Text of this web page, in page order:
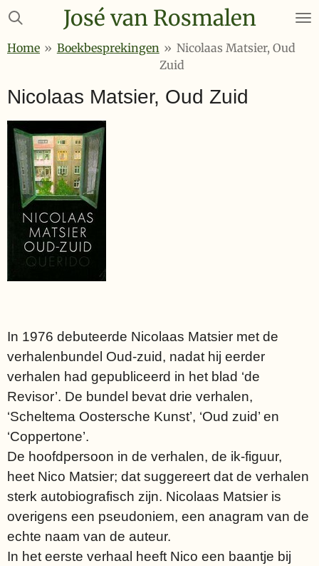
Ga
naar
José van Rosmalen
Home » Boekbesprekingen » Nicolaas Matsier, Oud
Zuid
Nicolaas Matsier, Oud Zuid
In 1976 debuteerde Nicolaas Matsier met de
verhalenbundel Oud-zuid, nadat hij eerder
verhalen had gepubliceerd in het blad ‘de
Revisor’. De bundel bevat drie verhalen,
‘Scheltema Oostersche Kunst’, ‘Oud zuid’ en
‘Coppertone’.
De hoofdpersoon in de verhalen, de ik-figuur,
heet Nico Matsier; dat suggereert dat de verhalen
sterk autobiografisch zijn. Nicolaas Matsier is
overigens een pseudoniem, een anagram van de
echte naam van de auteur.
In het eerste verhaal heeft Nico een baantje bij